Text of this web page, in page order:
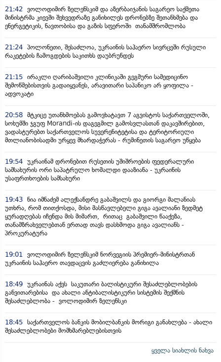
21:42
ვოლოდიმირ ზელენსკიმ და აზერბაიჯანის საგარეო საქმეთა
მინისტრმა კიევში შეხვედრაზე განიხილეს დრონებზე შეთანხმება და
ენერგეტიკის, ნავთობისა და გაზის სფეროში თანამშრომლობა
21:24 პოლონეთი, შესაძლოა, უკრაინის საჰაერო სივრცეში რუსული
რაკეტების ჩამოგდების საკითხს დაუბრუნდეს
21:15 ირაკლი ღარიბაშვილი კლინიკაში გეგმური სამედიცინო
შემოწმებისთვის გადაიყვანეს, არავითარი საპანიკო არ ყოფილა -
ადვოკატი
20:58 მტკიცე უთანხმოებას გამოვხატავთ 7 აგვისტოს საქართველოში,
სოხუმში ჯგუფ Morandi-ის დაგეგმილ გამოსვლასთან დაკავშირებით,
ვადასტურებთ საქართველოს სუვერენიტეტისა და ტერიტორიული
მთლიანობისადმი ურყევ მხარდაჭერას - რუმინეთის საგარეო უწყება
19:54 უკრაინამ დრონებით რუსეთის უშიშროების ფედერალური
სამსახურის ორი საპატრულო ხომალდი დააზიანა - უკრაინის
უსაფრთხოების სამსახური
19:43 ნია იმნაძემ ალექსანდრე გაბაშვილს და გიორგი მალანიას
უთხრა, რომ თითქოსდა, მისი მასწავლებელი გიგა ავალიანი ზედმეტ
ყურადღებას იჩენდა მის მიმართ, რითაც გაბაშვილი წააქეზა,
თანამზრახველებთან ერთად თავს დასხმოდა გიგა ავალიანს -
პროკურატურა
19:01
ვოლოდიმირ ზელენსკიმ ნორვეგიის პრემიერ-მინისტრთან
უკრაინის საჰაერო თავდაცვის გაძლიერება განიხილა
18:49 უკრაინას აქვს საკუთარი ბალისტიკური შესაძლებლობების
განვითარებისა და ახალი ანტიბალისტიკური სისტემის შექმნის
შესაძლებლობა - ვოლოდიმირ ზელენსკი
18:45 საქართველოს ბანკის მობილბანკის მორიგი განახლება - ახალი
შესაძლებლობები მომხმარებლებისთვის
ყველა სიახლის ნახვა